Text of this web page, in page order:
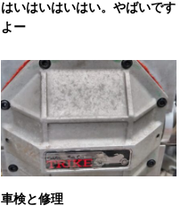
はいはいはいはい。やばいです
よー
車検と修理